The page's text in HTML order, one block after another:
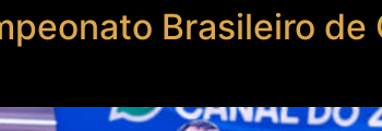
Brasileiro